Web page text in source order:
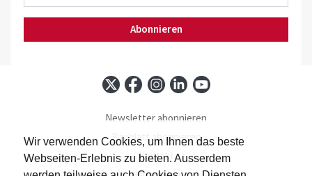
Wir verwenden Cookies, um Ihnen das beste
Webseiten-Erlebnis zu bieten. Ausserdem
Abonnieren
Newsletter abonnieren
Baublatt abonnieren
Kontakt